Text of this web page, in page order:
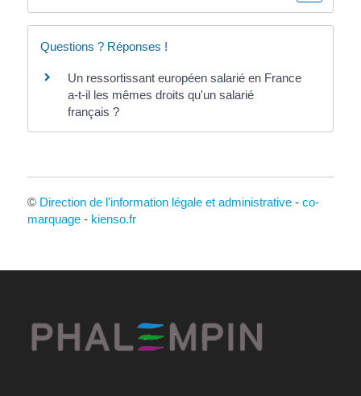
Questions ? Réponses !
Un ressortissant européen salarié en France
a-t-il les mêmes droits qu'un salarié
français ?
© Direction de l'information légale et administrative- co-
marquage- kienso.fr